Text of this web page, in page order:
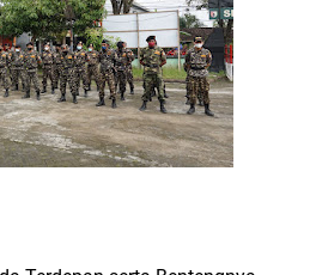
Rekor MURI, KWGe Angkat Kuliner
Salurkan 22.456 Bingkisan Lebaran
di Jawa Timur